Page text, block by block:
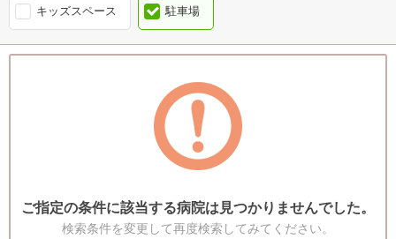
キッズスペース 駐車場
ご指定の条件に該当する病院は見つかりませんでした。
検索条件を変更して再度検索してみてください。